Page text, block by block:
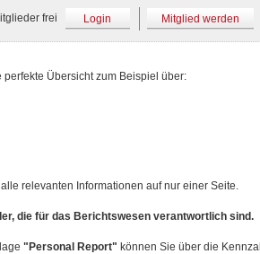
frei Login Mitglied werden
perfekte Übersicht zum Beispiel über:
relevanten Informationen auf nur einer Seite.
die für das Berichtswesen verantwortlich sind.
"Personal Report" können Sie über die